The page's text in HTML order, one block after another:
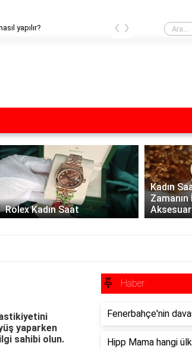
yapılır? Photoshop
‹ ›
Rolex Kadın Saat
Kadın
Aksesuar
yaparken
sahibi olun.
Haber
Fenerbahçe'nin
Hipp Mama hangi